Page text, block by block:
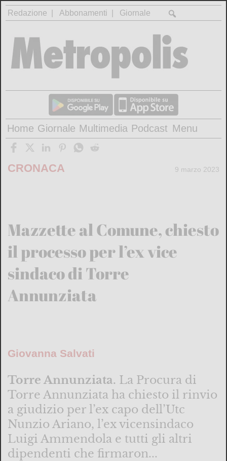
Redazione Abbonamenti Giornale
Home Giornale Multimedia Podcast Menu
CRONACA 9 marzo 2023
Mazzette al Comune, chiesto
il processo per l’ex vice
sindaco di Torre
Annunziata
Giovanna Salvati
Torre Annunziata. La Procura di
Torre Annunziata ha chiesto il rinvio
a giudizio per l’ex capo dell’Utc
Nunzio Ariano, l’ex vicensindaco
Luigi Ammendola e tutti gli altri
dipendenti che firmaron...